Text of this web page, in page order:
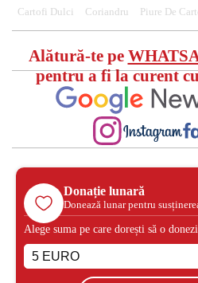
Cartofi Dulci Coriandru Piure De
Alătură-te pe
pentru a fi la curent
Donație lunară
Donează lunar pentru
Alege suma pe care dorești să o